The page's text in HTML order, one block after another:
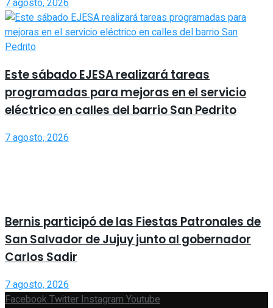
7 agosto, 2026
Este sábado EJESA realizará tareas
programadas para mejoras en el servicio
eléctrico en calles del barrio San Pedrito
7 agosto, 2026
Bernis participó de las Fiestas Patronales de
San Salvador de Jujuy junto al gobernador
Carlos Sadir
7 agosto, 2026
FacebookTwitterInstagramYoutube